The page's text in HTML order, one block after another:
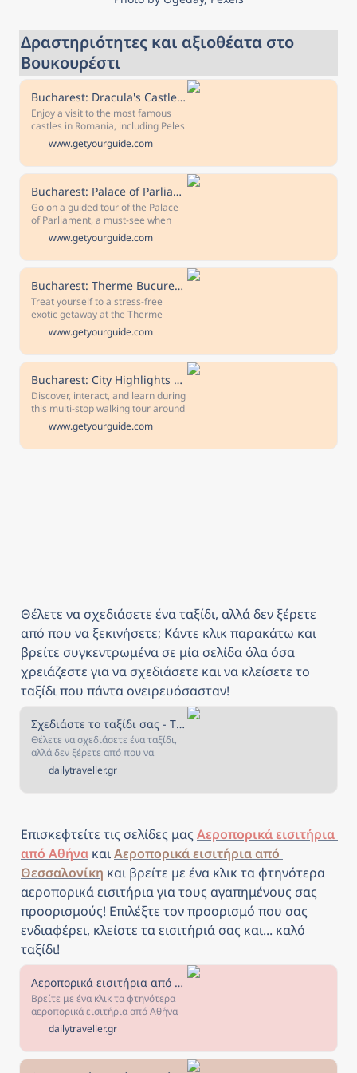
Δραστηριότητες και αξιοθέατα στο
Βουκουρέστι
Bucharest: Dracula's Castle, Peles Castle, & Brasov Old Town
Enjoy a visit to the most famous
castles in Romania, including Peles
Castle and Bran Castle, and free
time in Brasov in the old town.
www.getyourguide.com
Bucharest: Palace of Parliament Tickets and Guide
Go on a guided tour of the Palace
of Parliament, a must-see when
visiting Bucharest. Stroll through
enormous hallways and rooms,
see busts of Romanian kings, and
visit Europe's biggest ballroom.
www.getyourguide.com
Bucharest: Therme Bucuresti Entry Ticket with Transfers
Treat yourself to a stress-free
exotic getaway at the Therme
Bucuresti. Benefit from a
comfortable transfer service and a
skip-the-line ticket to the largest
indoor wellness center in Europe.
www.getyourguide.com
Bucharest: City Highlights Guided Walking Tour
Discover, interact, and learn during
this multi-stop walking tour around
the city of Bucharest. Follow
alongside a guide to see the old
court citadel, Cismigiu Gardens,
www.getyourguide.com
Θέλετε να σχεδιάσετε ένα ταξίδι, αλλά δεν ξέρετε
από που να ξεκινήσετε; Κάντε κλικ παρακάτω και
βρείτε συγκεντρωμένα σε μία σελίδα όλα όσα
χρειάζεστε για να σχεδιάσετε και να κλείσετε το
ταξίδι που πάντα ονειρευόσασταν!
Σχεδιάστε το ταξίδι σας - The Daily Traveller
Θέλετε να σχεδιάσετε ένα ταξίδι,
αλλά δεν ξέρετε από που να
ξεκινήσετε; Αν ναι, τότε είστε στο
κατάλληλο μέρος! Στην σελίδα
πάντα ονειρευόσασταν!
dailytraveller.gr
Επισκεφτείτε τις σελίδες μας Αεροπορικά εισιτήρια
από Αθήνα και Αεροπορικά εισιτήρια από
Θεσσαλονίκη και βρείτε με ένα κλικ τα φτηνότερα
αεροπορικά εισιτήρια για τους αγαπημένους σας
προορισμούς! Επιλέξτε τον προορισμό που σας
ενδιαφέρει, κλείστε τα εισιτήριά σας και... καλό
ταξίδι!
Αεροπορικά εισιτήρια από Αθήνα - The Daily Traveller
Βρείτε με ένα κλικ τα φτηνότερα
αεροπορικά εισιτήρια από Αθήνα
για τους αγαπημένους σας
προορισμούς! Επιλέξτε τον
προορισμό που σας ενδιαφέρει,
κλείστε τα εισιτήριά σας και... καλό
dailytraveller.gr